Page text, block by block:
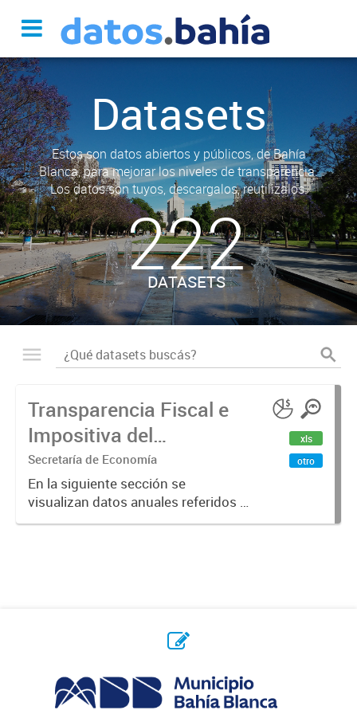
Datasets
Estos son datos abiertos y públicos, de Bahía
Blanca, para mejorar los niveles de transparencia.
Los datos son tuyos, descargalos, reutilizalos.
222
DATASETS
Transparencia Fiscal e
Impositiva del
Municipio. Año 2023
Secretaría de Economía
En la siguiente sección se
visualizan datos anuales referidos a
la transparencia fiscal e impositiva
xls
otro